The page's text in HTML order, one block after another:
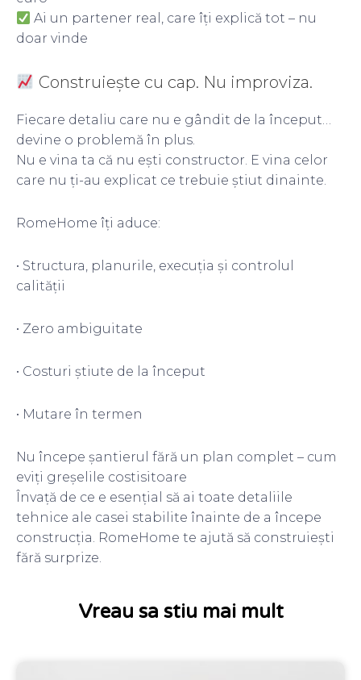
Ai un partener real, care îți explică tot – nu
doar vinde
Construiește cu cap. Nu improviza.
Fiecare detaliu care nu e gândit de la început…
devine o problemă în plus.
Nu e vina ta că nu ești constructor. E vina celor
care nu ți-au explicat ce trebuie știut dinainte.
RomeHome îți aduce:
• Structura, planurile, execuția și controlul
calității
• Zero ambiguitate
• Costuri știute de la început
• Mutare în termen
Nu începe șantierul fără un plan complet – cum
eviți greșelile costisitoare
Învață de ce e esențial să ai toate detaliile
tehnice ale casei stabilite înainte de a începe
construcția. RomeHome te ajută să construiești
fără surprize.
Vreau sa stiu mai mult